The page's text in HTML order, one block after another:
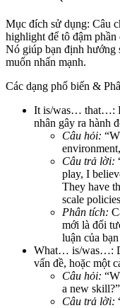
Mục đích sử dụng: Câu
highlight để tô đậm
Nó giúp bạn định hướng
muốn nhấn mạnh.
Các dạng phổ biến &
It is/was… that…:
nhân gây ra hành
Câu hỏi:
Câu trả lời:
play, I
They have
scale
Phân tích:
mới là đối
luận của
What… is/was…:
vấn đề, hoặc một
Câu hỏi:
a new skill?”
Câu trả lời: